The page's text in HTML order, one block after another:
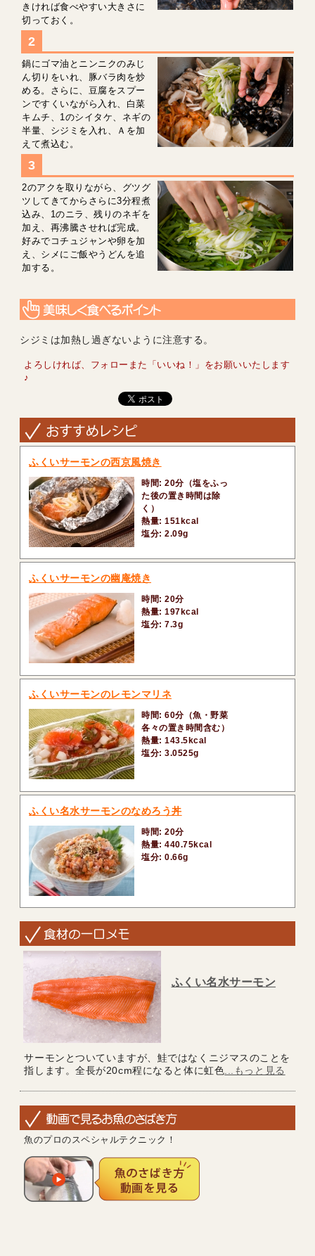
きければ食べやすい大きさに
切っておく。
鍋にゴマ油とニンニクのみじ
ん切りをいれ、豚バラ肉を炒
める。さらに、豆腐をスプー
ンですくいながら入れ、白菜
キムチ、1のシイタケ、ネギの
半量、シジミを入れ、Ａを加
えて煮込む。
2のアクを取りながら、グツグ
ツしてきてからさらに3分程煮
込み、1のニラ、残りのネギを
加え、再沸騰させれば完成。
好みでコチュジャンや卵を加
え、シメにご飯やうどんを追
加する。
シジミは加熱し過ぎないように注意する。
よろしければ、フォローまた「いいね！」をお願いいたします
♪
ふくいサーモンの西京風焼き
時間: 20分（塩をふっ
た後の置き時間は除
く）
熱量: 151kcal
塩分: 2.09g
ふくいサーモンの幽庵焼き
時間: 20分
熱量: 197kcal
塩分: 7.3g
ふくいサーモンのレモンマリネ
時間: 60分（魚・野菜
各々の置き時間含む）
熱量: 143.5kcal
塩分: 3.0525g
ふくい名水サーモンのなめろう丼
時間: 20分
熱量: 440.75kcal
塩分: 0.66g
ふくい名水サーモン
サーモンとついていますが、鮭ではなくニジマスのことを
指します。全長が20cm程になると体に虹色 ...もっと見る
魚のプロのスペシャルテクニック！